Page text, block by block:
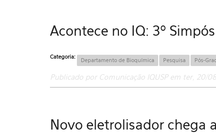
Acontece no IQ: 3º
Categoria: Departamento de Bioquímica Pesquisa Pós-
Publicado por Comunicação IQUSP em ter, 20/
Novo eletrolisador chega